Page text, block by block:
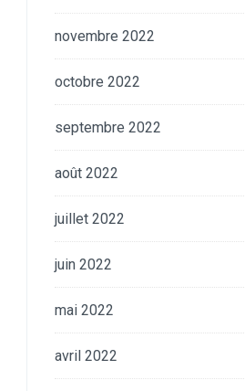
novembre 2022
octobre 2022
septembre 2022
août 2022
juillet 2022
juin 2022
mai 2022
avril 2022